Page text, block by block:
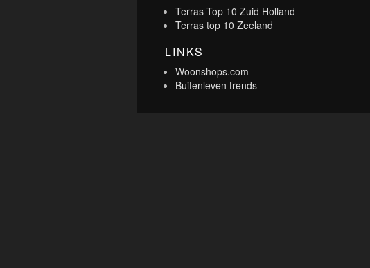
Terras Top 10 Zuid Holland
Terras top 10 Zeeland
LINKS
Woonshops.com
Buitenleven trends